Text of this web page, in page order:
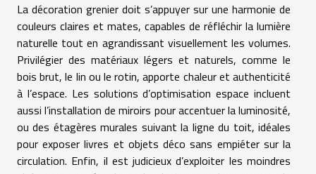
La décoration grenier doit s’appuyer sur une harmonie de
couleurs claires et mates, capables de réfléchir la lumière
naturelle tout en agrandissant visuellement les volumes.
Privilégier des matériaux légers et naturels, comme le
bois brut, le lin ou le rotin, apporte chaleur et authenticité
à l’espace. Les solutions d’optimisation espace incluent
aussi l’installation de miroirs pour accentuer la luminosité,
ou des étagères murales suivant la ligne du toit, idéales
pour exposer livres et objets déco sans empiéter sur la
circulation. Enfin, il est judicieux d’exploiter les moindres